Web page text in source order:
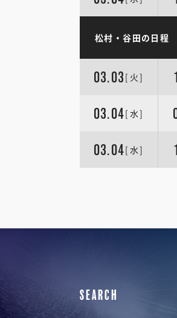
松村・谷田の日程
03.03 [火]
03.04[水]
03.04[水]
SEARCH